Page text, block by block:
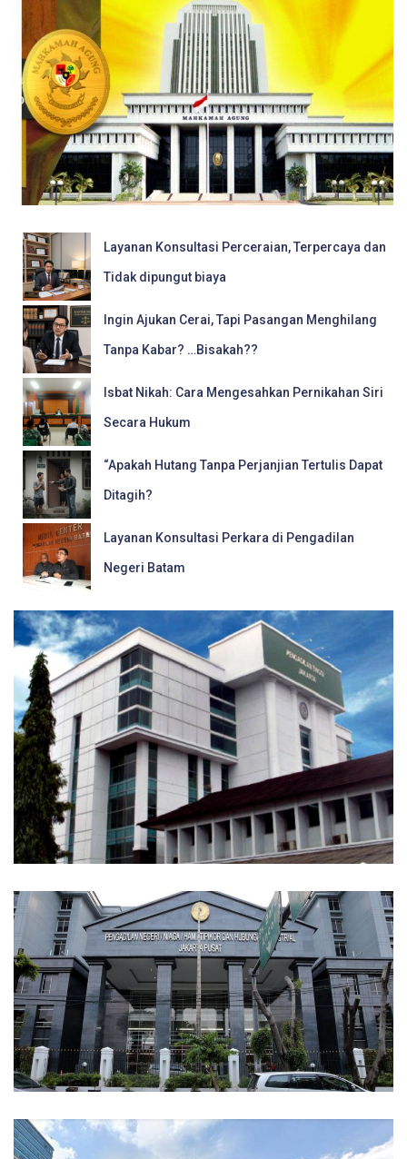
Layanan Konsultasi Perceraian, Terpercaya dan
Tidak dipungut biaya
Ingin Ajukan Cerai, Tapi Pasangan Menghilang
Tanpa Kabar? …Bisakah??
Isbat Nikah: Cara Mengesahkan Pernikahan Siri
Secara Hukum
“Apakah Hutang Tanpa Perjanjian Tertulis Dapat
Ditagih?
Layanan Konsultasi Perkara di Pengadilan
Negeri Batam